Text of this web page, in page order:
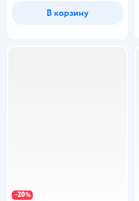
В корзину
−20%